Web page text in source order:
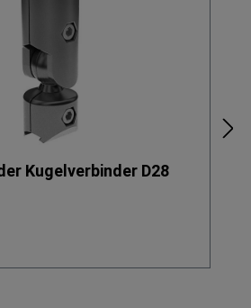
Kugelverbinder D28